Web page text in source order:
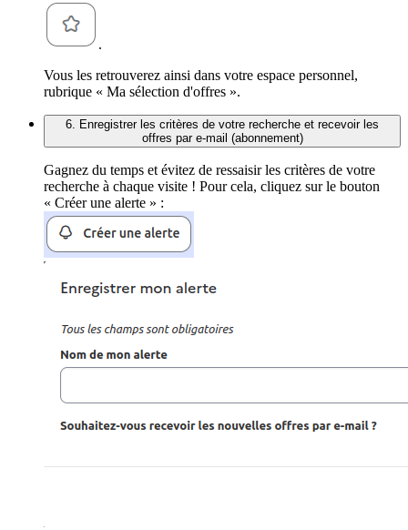
.
Vous les retrouverez ainsi dans votre espace personnel,
rubrique « Ma sélection d'offres ».
6. Enregistrer les critères de votre recherche et recevoir les
offres par e-mail (abonnement)
Gagnez du temps et évitez de ressaisir les critères de votre
recherche à chaque visite ! Pour cela, cliquez sur le bouton
« Créer une alerte » :